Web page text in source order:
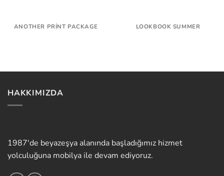
ANOTHER PRINT PACKAGE LOOKBOOK SUMMER
HAKKIMIZDA
1987'de beyazeşya alanında başladığımız hizmet
yolculuğuna mobilya ile devam ediyoruz.